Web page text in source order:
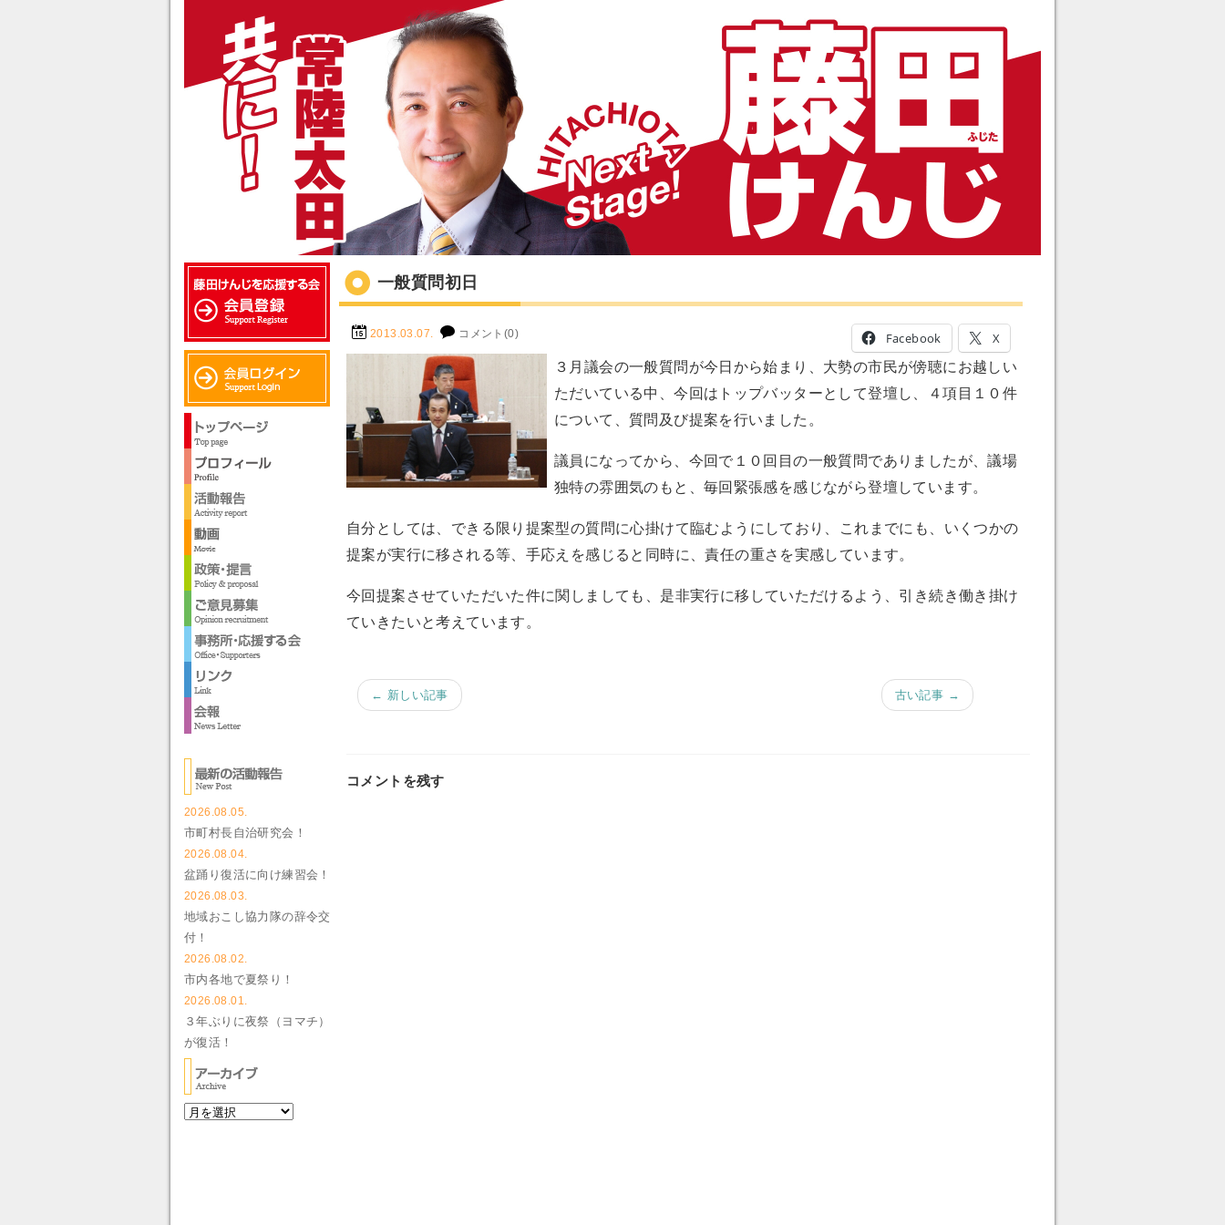
一般質問初日
2013.03.07. コメント(0) Facebook
X
３月議会の一般質問が今日から始まり、大勢の市民が傍聴にお越しい
ただいている中、今回はトップバッターとして登壇し、４項目１０件
について、質問及び提案を行いました。
議員になってから、今回で１０回目の一般質問でありましたが、議場
独特の雰囲気のもと、毎回緊張感を感じながら登壇しています。
自分としては、できる限り提案型の質問に心掛けて臨むようにしており、これまでにも、いくつかの
提案が実行に移される等、手応えを感じると同時に、責任の重さを実感しています。
今回提案させていただいた件に関しましても、是非実行に移していただけるよう、引き続き働き掛け
ていきたいと考えています。
← 新しい記事 古い記事 →
コメントを残す
2026.08.05.
市町村長自治研究会！
2026.08.04.
盆踊り復活に向け練習会！
2026.08.03.
地域おこし協力隊の辞令交
付！
2026.08.02.
市内各地で夏祭り！
2026.08.01.
３年ぶりに夜祭（ヨマチ）
が復活！